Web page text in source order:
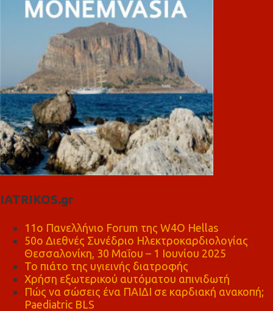
IATRIKOS.gr
11ο Πανελλήνιο Forum της W4O Hellas
50ο Διεθνές Συνέδριο Ηλεκτροκαρδιολογίας
Θεσσαλονίκη, 30 Μαΐου – 1 Ιουνίου 2025
Το πιάτο της υγιεινής διατροφής
Χρήση εξωτερικού αυτόματου απινιδωτή
Πώς να σώσεις ένα ΠΑΙΔΙ σε καρδιακή ανακοπή;
Paediatric BLS